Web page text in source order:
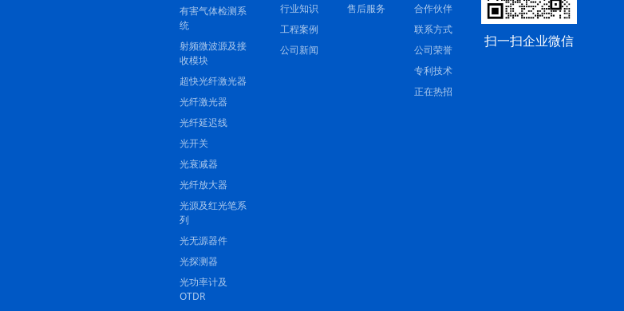
有害气体检测系
统
射频微波源及接
收模块
超快光纤激光器
光纤激光器
光纤延迟线
光开关
光衰减器
光纤放大器
光源及红光笔系
列
光无源器件
光探测器
光功率计及
OTDR
行业知识
工程案例
公司新闻
售后服务
合作伙伴
联系方式
公司荣誉
专利技术
正在热招
扫一扫企业微信